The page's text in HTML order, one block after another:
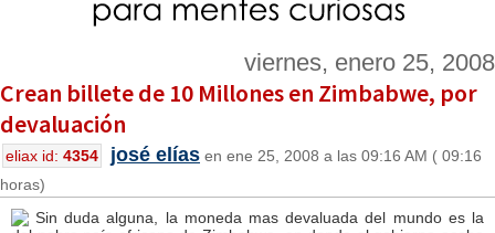
viernes, enero 25, 2008
Crean billete de 10 Millones en Zimbabwe, por
devaluación
eliax id: 4354 josé elías en ene 25, 2008 a las 09:16 AM ( 09:16
horas)
Sin duda alguna, la moneda mas devaluada del mundo es la